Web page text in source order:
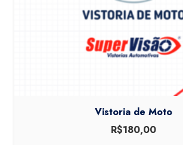
Vistoria de Moto
R$180,00